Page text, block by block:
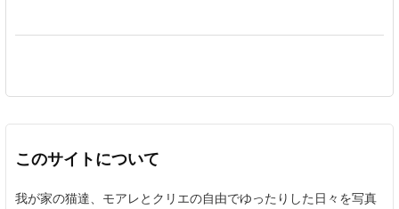
このサイトについて
我が家の猫達、モアレとクリエの自由でゆったりした日々を写真